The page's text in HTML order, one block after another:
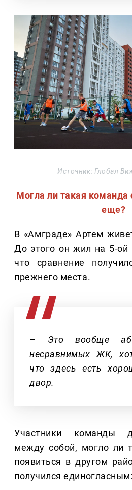
Источник: Глобал
Могла ли такая команда
еще?
В «Амграде» Артем
До этого он жил на 5-ой
что сравнение
прежнего места.
– Это вообще
несравнимых ЖК,
что здесь есть
двор.
Участники команды
между собой, могло ли
появиться в другом
получился